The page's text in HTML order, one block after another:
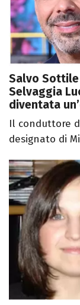
Salvo Sottile
Selvaggia
diventata
Il conduttore
designato di